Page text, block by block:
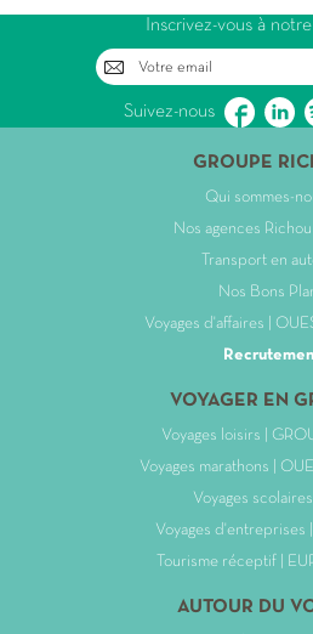
Inscrivez-vous à
Suivez-nous
GROUPE
Qui sommes-
Nos agences
Transport en
Nos Bons
Voyages d'affaires |
VOYAGER EN
Voyages loisirs |
Voyages marathons |
Voyages
Voyages d'entreprises
Tourisme réceptif |
AUTOUR DU